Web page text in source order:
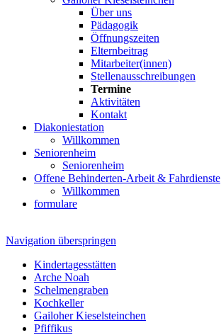
Über uns
Pädagogik
Öffnungszeiten
Elternbeitrag
Mitarbeiter(innen)
Stellenausschreibungen
Termine
Aktivitäten
Kontakt
Diakoniestation
Willkommen
Seniorenheim
Seniorenheim
Offene Behinderten-Arbeit & Fahrdienste
Willkommen
formulare
Navigation überspringen
Kindertagesstätten
Arche Noah
Schelmengraben
Kochkeller
Gailoher Kieselsteinchen
Pfiffikus